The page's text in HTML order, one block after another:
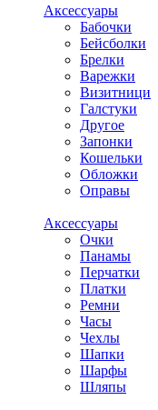
Аксессуары
Бабочки
Бейсболки
Брелки
Варежки
Визитници
Галстуки
Другое
Запонки
Кошельки
Обложки
Оправы
Аксессуары
Очки
Панамы
Перчатки
Платки
Ремни
Часы
Чехлы
Шапки
Шарфы
Шляпы